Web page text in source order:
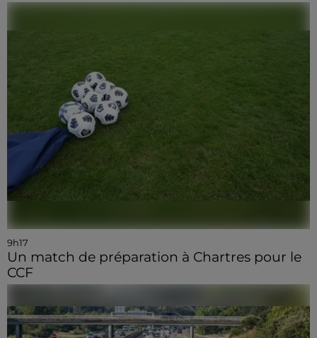
9h17
Un match de préparation à Chartres pour le
CCF